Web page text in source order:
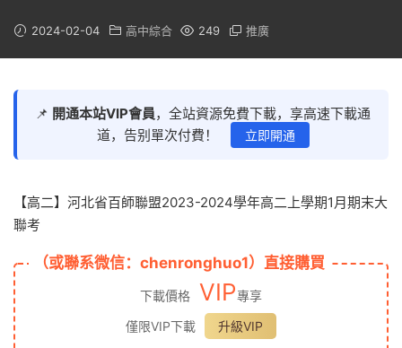
2024-02-04 高中綜合 249 推廣
📌 開通本站VIP會員，全站資源免費下載，享高速下載通
道，告别單次付費！
立即開通
【高二】河北省百師聯盟2023-2024學年高二上學期1月期末大
聯考
（或聯系微信：chenronghuo1）直接購買
下載價格 VIP專享
僅限VIP下載
升級VIP